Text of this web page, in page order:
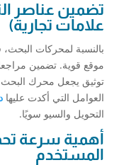
علامات تجارية)
بالنسبة لمحركات
موقع قوية. تضمين
توثيق يجعل محرك البحث
العوامل التي أكدت عليها
التحويل والسيو سويًا.
أهمية سرعة
المستخدم